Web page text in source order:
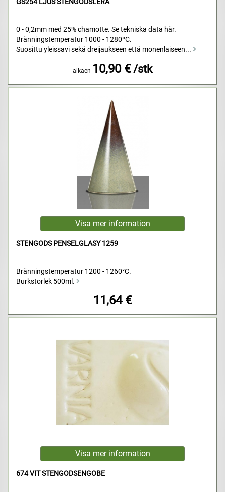
GS254 LJUS STENGODSLERA
0 - 0,2mm med 25% chamotte. Se tekniska data här.
Bränningstemperatur 1000 - 1280ºC.
Suosittu yleissavi sekä dreijaukseen että monenlaiseen...
alkaen 10,90 € /stk
STENGODS PENSELGLASY 1259
Bränningstemperatur 1200 - 1260°C.
Burkstorlek 500ml.
11,64 €
674 VIT STENGODSENGOBE